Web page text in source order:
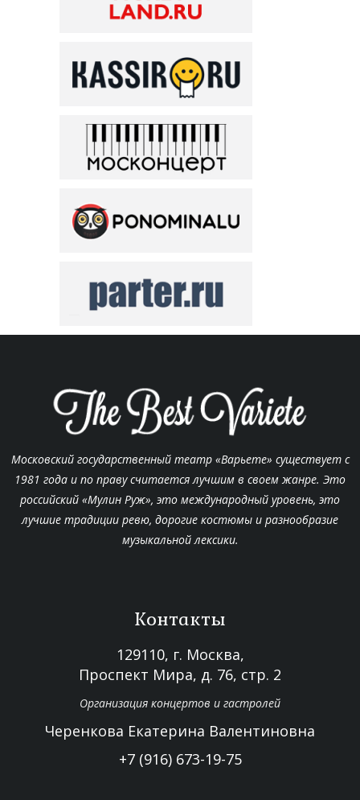
Московский государственный театр «Варьете» существует с
1981 года и по праву считается лучшим в своем жанре. Это
российский «Мулин Руж», это международный уровень, это
лучшие традиции ревю, дорогие костюмы и разнообразие
музыкальной лексики.
Контакты
129110, г. Москва,
Проспект Мира, д. 76, стр. 2
Организация концертов и гастролей
Черенкова Екатерина Валентиновна
+7 (916) 673-19-75